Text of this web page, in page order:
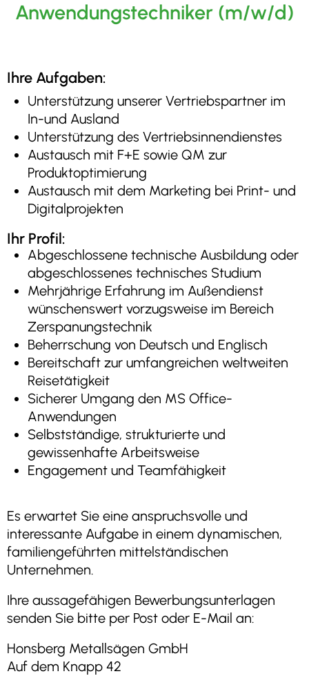
Anwendungstechniker (m/w/d)
Ihre Aufgaben:
Unterstützung unserer Vertriebspartner im
In-und Ausland
Unterstützung des Vertriebsinnendienstes
Austausch mit F+E sowie QM zur
Produktoptimierung
Austausch mit dem Marketing bei Print- und
Digitalprojekten
Ihr Profil:
Abgeschlossene technische Ausbildung oder
abgeschlossenes technisches Studium
Mehrjährige Erfahrung im Außendienst
wünschenswert vorzugsweise im Bereich
Zerspanungstechnik
Beherrschung von Deutsch und Englisch
Bereitschaft zur umfangreichen weltweiten
Reisetätigkeit
Sicherer Umgang den MS Office-
Anwendungen
Selbstständige, strukturierte und
gewissenhafte Arbeitsweise
Engagement und Teamfähigkeit
Es erwartet Sie eine anspruchsvolle und
interessante Aufgabe in einem dynamischen,
familiengeführten mittelständischen
Unternehmen.
Ihre aussagefähigen Bewerbungsunterlagen
senden Sie bitte per Post oder E-Mail an:
Honsberg Metallsägen GmbH
Auf dem Knapp 42